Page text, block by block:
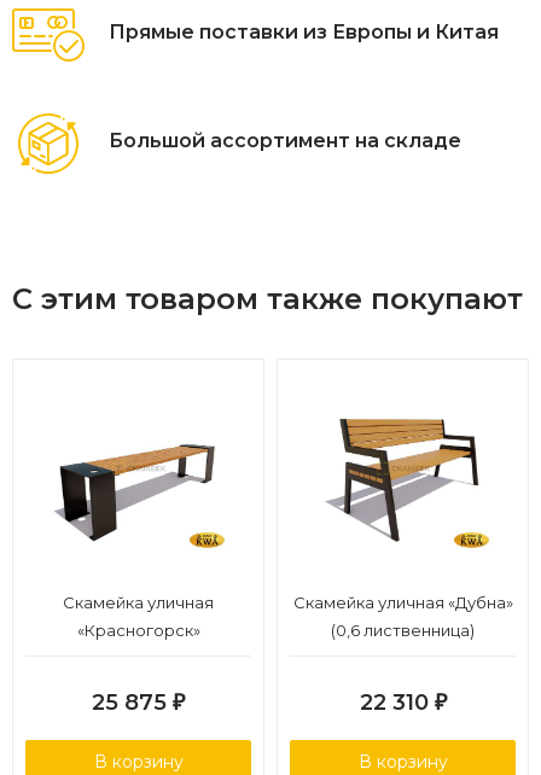
Прямые поставки из Европы и Китая
Большой ассортимент на складе
С этим товаром также покупают
Скамейка уличная
«Красногорск»
25 875 ₽
В корзину
Скамейка уличная «Дубна»
(0,6 лиственница)
22 310 ₽
В корзину